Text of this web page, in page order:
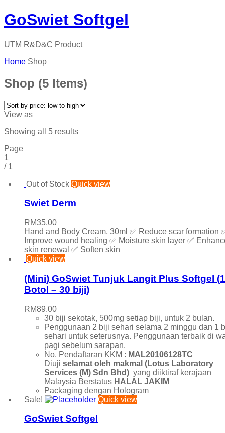
GoSwiet Softgel
UTM R&D&C Product
Home Shop
Shop (5 Items)
View as
Showing all 5 resultsSorted
Page
1
/ 1
Out of Stock Quick view
Swiet Derm
RM35.00
Hand and Body Cream, 30ml ✅ Reduce scar formation
Improve wound healing ✅ Moisture skin layer ✅
skin renewal ✅ Soften skin
Quick view
(Mini) GoSwiet Tunjuk Langit Plus Softgel (1
Botol – 30 biji)
RM89.00
30 biji sekotak, 500mg setiap biji, untuk 2 bulan.
Penggunaan 2 biji sehari selama 2 minggu dan 1
sehari untuk seterusnya. Penggunaan terbaik di
pagi sebelum sarapan.
No. Pendaftaran KKM : MAL20106128TC
Diuji selamat oleh makmal (Lotus Laboratory
Services (M) Sdn Bhd) yang diiktiraf kerajaan
Malaysia Berstatus HALAL JAKIM
Packaging dengan Hologram
Sale!
Quick view
GoSwiet Softgel